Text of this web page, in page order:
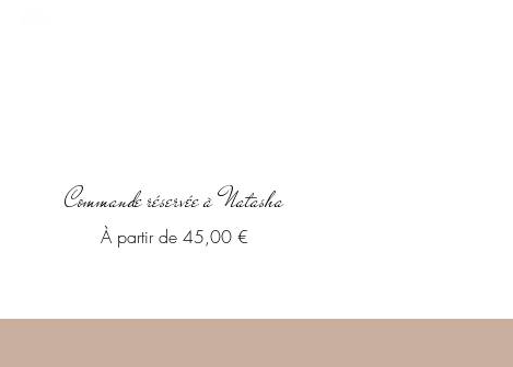
Aperçu rapide
Commande réservée à Natasha
À partir de 45,00 €
Prix promotionnel